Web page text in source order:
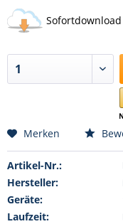
Merken
Artikel-Nr.:
Hersteller:
Geräte:
Laufzeit: